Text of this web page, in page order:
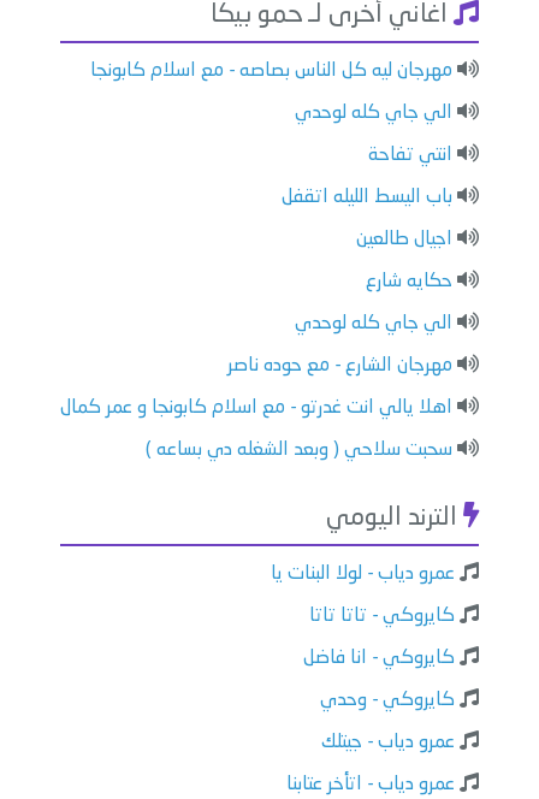
اغاني أخرى لـ حمو بيكا
مهرجان ليه كل الناس بصاصه - مع اسلام كابونجا
الي جاي كله لوحدي
انتي تفاحة
باب اليسط الليله اتقفل
اجيال طالعين
حكايه شارع
الي جاي كله لوحدي
مهرجان الشارع - مع حوده ناصر
اهلا يالي انت غدرتو - مع اسلام كابونجا و عمر كمال
سحبت سلاحي ( وبعد الشغله دي بساعه )
الترند اليومي
عمرو دياب - لولا البنات يا
كايروكي - تاتا تاتا
كايروكي - انا فاضل
كايروكي - وحدي
عمرو دياب - جيتلك
عمرو دياب - اتأخر عتابنا